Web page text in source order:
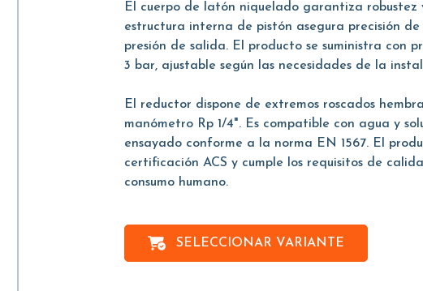
El cuerpo de latón niquelado garantiza robustez
estructura interna de pistón asegura precisión
presión de salida. El producto se suministra con
3 bar, ajustable según las necesidades de la
El reductor dispone de extremos roscados
manómetro Rp 1/4". Es compatible con agua y
ensayado conforme a la norma EN 1567. El
certificación ACS y cumple los requisitos de
consumo humano.
SELECCIONAR VARIANTE